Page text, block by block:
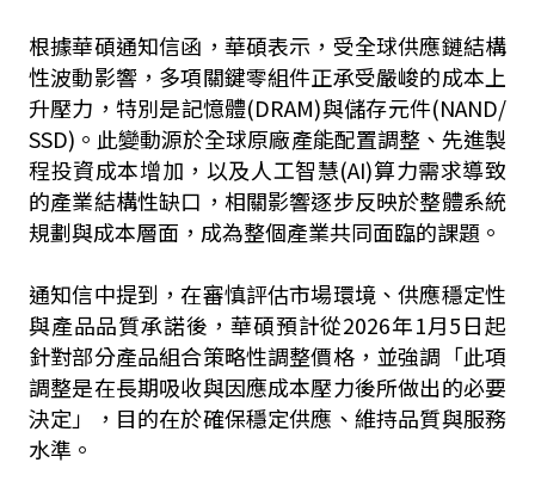
根據華碩通知信函，華碩表示，受全球供應鏈結構
性波動影響，多項關鍵零組件正承受嚴峻的成本上
升壓力，特別是記憶體(DRAM)與儲存元件(NAND/
SSD)。此變動源於全球原廠產能配置調整、先進製
程投資成本增加，以及人工智慧(AI)算力需求導致
的產業結構性缺口，相關影響逐步反映於整體系統
規劃與成本層面，成為整個產業共同面臨的課題。
通知信中提到，在審慎評估市場環境、供應穩定性
與產品品質承諾後，華碩預計從2026年1月5日起
針對部分產品組合策略性調整價格，並強調「此項
調整是在長期吸收與因應成本壓力後所做出的必要
決定」，目的在於確保穩定供應、維持品質與服務
水準。